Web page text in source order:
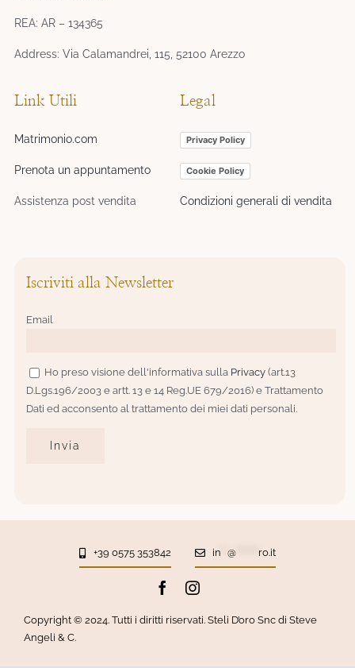
REA: AR – 134365
Address: Via Calamandrei, 115, 52100 Arezzo
Link Utili
Matrimonio.com
Prenota un appuntamento
Assistenza post vendita
Legal
Privacy Policy
Cookie Policy
Condizioni generali di vendita
Iscriviti alla Newsletter
Email
Ho preso visione dell'informativa sulla Privacy (art.13
D.Lgs.196/2003 e artt. 13 e 14 Reg.UE 679/2016) e Trattamento
Dati ed acconsento al trattamento dei miei dati personali.
+39 0575 353842 in @******* ro.it
Copyright © 2024. Tutti i diritti riservati. Steli D’oro Snc di Steve
Angeli & C.